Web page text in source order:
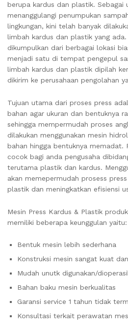
berupa kardus dan plastik. Sebagai
menanggulangi penumpukan
lingkungan, kini telah banyak
limbah kardus dan plastik yang
dikumpulkan dari berbagai lokasi
menjadi satu di tempat pengepul
limbah kardus dan plastik dipilah
dikirim ke perusahaan pengolahan
Tujuan utama dari proses press
bahan agar ukuran dan bentuknya
sehingga mempermudah proses
dilakukan menggunakan mesin
bahan hingga bentuknya memadat.
cocok bagi anda pengusaha
terutama plastik dan kardus.
akan memepermudah prosess
plastik dan meningkatkan efisiensi
Mesin Press Kardus & Plastik
memiliki beberapa keunggulan yaitu:
Bentuk mesin lebih sederhana
Konstruksi mesin sangat kuat
Mudah unutk digunakan/
Bahan baku mesin berkualitas
Garansi service 1 tahun tidak
Konsultasi terkait perawatan